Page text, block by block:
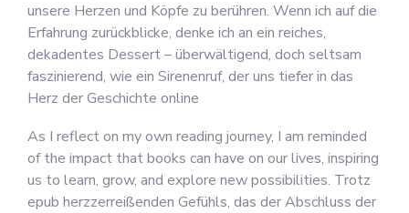
unsere Herzen und Köpfe zu berühren. Wenn ich auf die
Erfahrung zurückblicke, denke ich an ein reiches,
dekadentes Dessert – überwältigend, doch seltsam
faszinierend, wie ein Sirenenruf, der uns tiefer in das
Herz der Geschichte online
As I reflect on my own reading journey, I am reminded
of the impact that books can have on our lives, inspiring
us to learn, grow, and explore new possibilities. Trotz
epub herzzerreißenden Gefühls, das der Abschluss der